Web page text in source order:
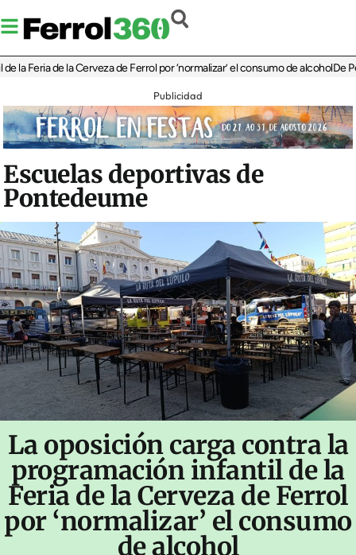
de la Cerveza de Ferrol por ‘normalizar’ el consumo de alcoholDe Perlío a
Publicidad
Escuelas deportivas de
Pontedeume
La oposición carga contra la
programación infantil de la
Feria de la Cerveza de Ferrol
por ‘normalizar’ el consumo
de alcohol